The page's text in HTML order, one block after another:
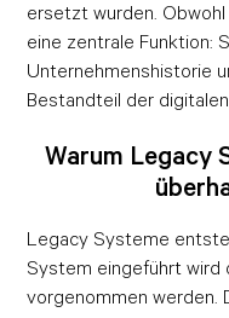
ersetzt wurden.
eine zentrale Funktion:
Unternehmenshistorie
Bestandteil der
Warum Legacy
Legacy Systeme
System eingeführt wird
vorgenommen werden.